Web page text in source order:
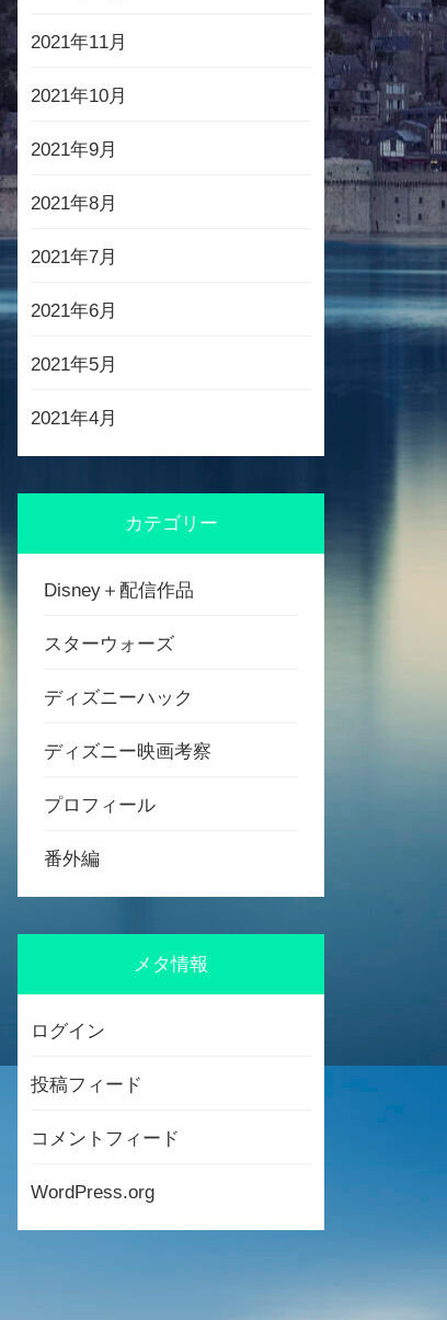
2021年11月
2021年10月
2021年9月
2021年8月
2021年7月
2021年6月
2021年5月
2021年4月
カテゴリー
Disney＋配信作品
スターウォーズ
ディズニーハック
ディズニー映画考察
プロフィール
番外編
メタ情報
ログイン
投稿フィード
コメントフィード
WordPress.org